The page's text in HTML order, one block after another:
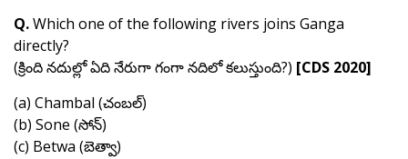
Q.Which one of the following rivers joins Ganga
directly?
(క్రింది నదుల్లో ఏది నేరుగా గంగా నదిలో కలుస్తుంది?) [CDS 2020]
(a) Chambal (చంబల్)
(b) Sone (సోన్)
(c) Betwa (బెత్వా)